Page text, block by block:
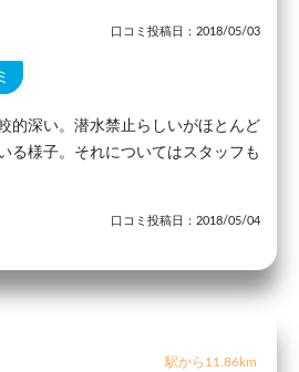
口コミ投稿日：2018/05/03
的深い。潜水禁止らしいがほとんど
る様子。それについてはスタッフも
口コミ投稿日：2018/05/04
駅から11.86km